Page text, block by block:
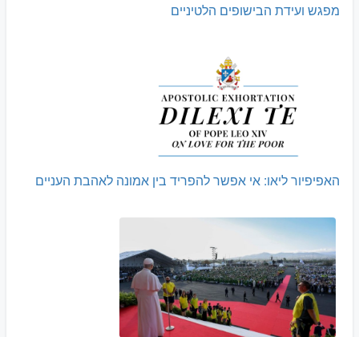
מפגש ועידת הבישופים הלטיניים
האפיפיור ליאו: אי אפשר להפריד בין אמונה לאהבת העניים